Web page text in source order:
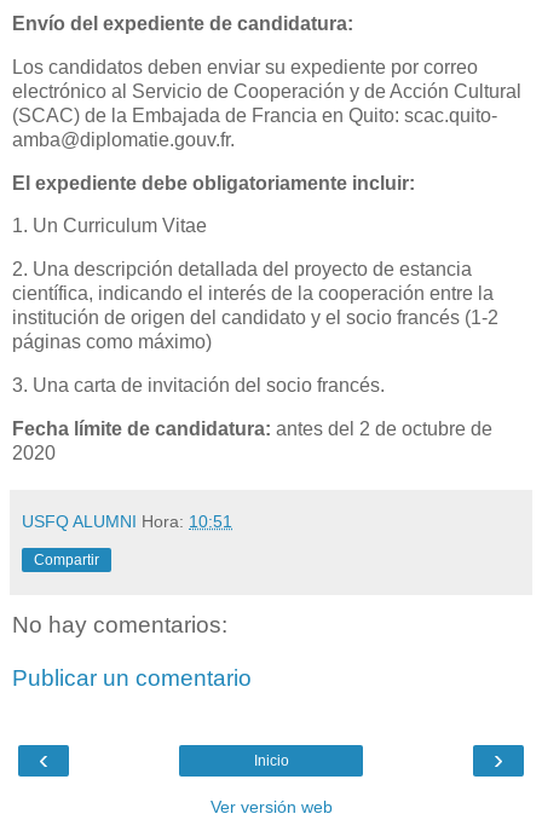
Envío del expediente de candidatura:
Los candidatos deben enviar su expediente por correo
electrónico al Servicio de Cooperación y de Acción Cultural
(SCAC) de la Embajada de Francia en Quito: scac.quito-
amba@diplomatie.gouv.fr.
El expediente debe obligatoriamente incluir:
1. Un Curriculum Vitae
2. Una descripción detallada del proyecto de estancia
científica, indicando el interés de la cooperación entre la
institución de origen del candidato y el socio francés (1-2
páginas como máximo)
3. Una carta de invitación del socio francés.
Fecha límite de candidatura: antes del 2 de octubre de
2020
USFQ ALUMNI Hora: 10:51
Compartir
No hay comentarios:
Publicar un comentario
‹ ›
Inicio
Ver versión web